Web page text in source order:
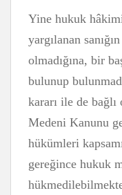
Yine hukuk
yargılanan
olmadığına, bir
bulunup
kararı ile de
Medeni Kanunu
hükümleri
gereğince hukuk